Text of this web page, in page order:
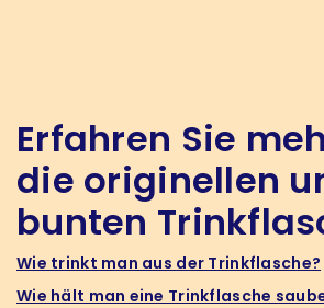
Erfahren Sie
die originellen
bunten
Wie trinkt man aus der Trinkflasche?
Wie hält man eine Trinkflasche